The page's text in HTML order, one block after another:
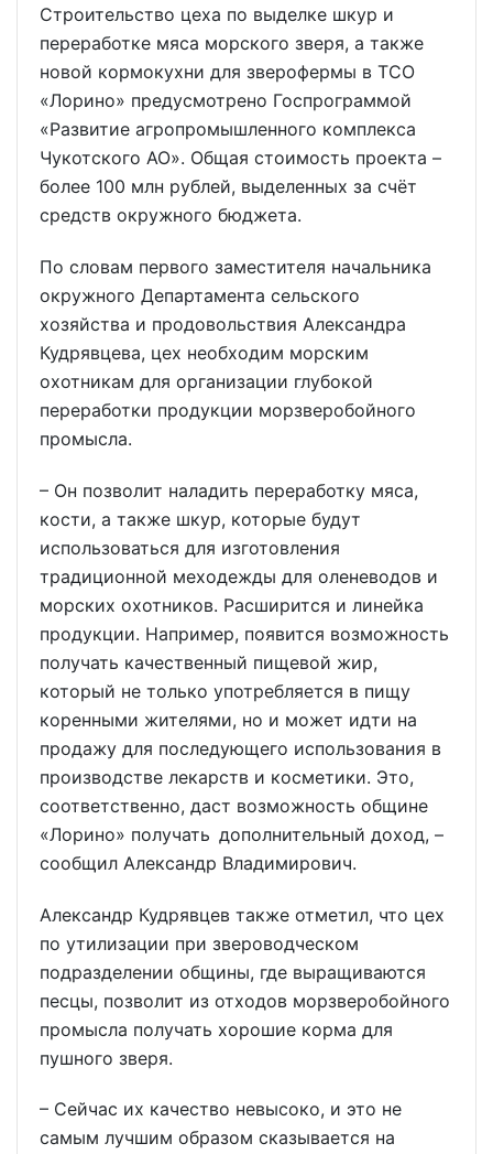
Строительство цеха по выделке шкур и
переработке мяса морского зверя, а также
новой кормокухни для зверофермы в ТСО
«Лорино» предусмотрено Госпрограммой
«Развитие агропромышленного комплекса
Чукотского АО». Общая стоимость проекта –
более 100 млн рублей, выделенных за счёт
средств окружного бюджета.
По словам первого заместителя начальника
окружного Департамента сельского
хозяйства и продовольствия Александра
Кудрявцева, цех необходим морским
охотникам для организации глубокой
переработки продукции морзверобойного
промысла.
– Он позволит наладить переработку мяса,
кости, а также шкур, которые будут
использоваться для изготовления
традиционной меходежды для оленеводов и
морских охотников. Расширится и линейка
продукции. Например, появится возможность
получать качественный пищевой жир,
который не только употребляется в пищу
коренными жителями, но и может идти на
продажу для последующего использования в
производстве лекарств и косметики. Это,
соответственно, даст возможность общине
«Лорино» получать дополнительный доход, –
сообщил Александр Владимирович.
Александр Кудрявцев также отметил, что цех
по утилизации при звероводческом
подразделении общины, где выращиваются
песцы, позволит из отходов морзверобойного
промысла получать хорошие корма для
пушного зверя.
– Сейчас их качество невысоко, и это не
самым лучшим образом сказывается на